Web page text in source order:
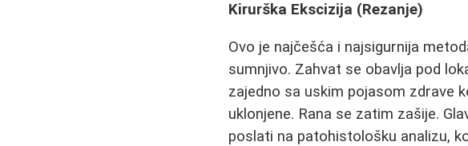
Kirurška Ekscizija (Rezanje)
Ovo je najčešća i najsigurnija
sumnjivo. Zahvat se obavlja pod
zajedno sa uskim pojasom zdrave
uklonjene. Rana se zatim zašije.
poslati na patohistološku analizu,